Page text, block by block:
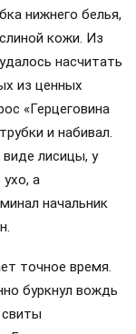
нижнего белья,
кожи. Из
насчитать
из ценных
«Герцеговина
и набивал.
лисицы, у
а
начальник
точное время.
буркнул вождь